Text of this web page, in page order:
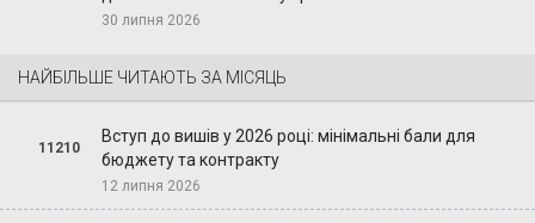
30 липня 2026
НАЙБІЛЬШЕ ЧИТАЮТЬ ЗА МІСЯЦЬ
11210
Вступ до вишів у 2026 році: мінімальні бали для
бюджету та контракту
12 липня 2026